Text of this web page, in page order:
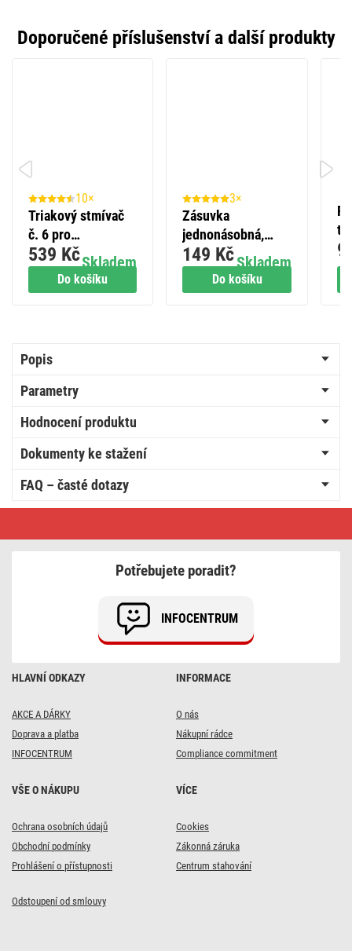
Doporučené příslušenství a další produkty
Do košíku
10×
Triakový stmívač
č. 6 pro
regulovatelné LED
žárovky
Skladem
539 Kč
Do košíku
3×
Zásuvka
jednonásobná,
antracit Skladem
149 Kč
Popis
Parametry
Hodnocení produktu
Dokumenty ke stažení
FAQ – časté dotazy
bezdrátový
HLAVNÍ ODKAZY
AKCE A DÁRKY
Doprava a platba
INFOCENTRUM
INFORMACE
O nás
Nákupní rádce
Compliance commitment
VŠE O NÁKUPU
Ochrana osobních údajů
Obchodní podmínky
Prohlášení o přístupnosti
VÍCE
Cookies
Zákonná záruka
Centrum stahování
Odstoupení od smlouvy
Potřebujete poradit?
INFOCENTRUM